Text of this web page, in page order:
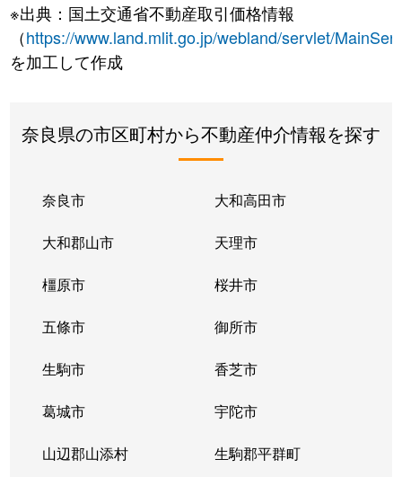
※出典：国土交通省不動産取引価格情報
（https://www.land.mlit.go.jp/webland/servlet/
を加工して作成
奈良県の市区町村から不動産仲介情報を探す
奈良市 大和高田市
大和郡山市 天理市
橿原市 桜井市
五條市 御所市
生駒市 香芝市
葛城市 宇陀市
山辺郡山添村 生駒郡平群町